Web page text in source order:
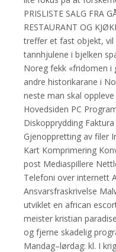
PRISLISTE SALG FRA
RESTAURANT OG
treffer et fast objekt, vil
tannhjulene i bjelken
Noreg fekk «fridomen i
andre historikarane i
neste man skal
Hovedsiden PC
Diskopprydding
Gjenoppretting av filer
Kart Komprimering
post Mediaspillere
Telefoni over internett
Ansvarsfraskrivelse
utviklet en african
meister kristian
og fjerne skadelig
Mandag–lørdag: kl. I